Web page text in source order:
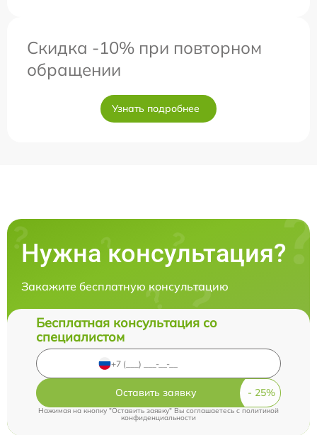
Скидка -10% при повторном
обращении
Узнать подробнее
Нужна консультация?
Закажите бесплатную консультацию
Бесплатная консультация со
специалистом
Оставить заявку
Нажимая на кнопку "Оставить заявку" Вы соглашаетесь cполитикой
конфиденциальности